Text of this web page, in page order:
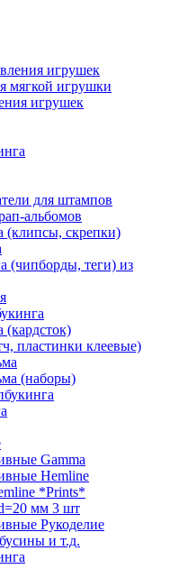
игрушек
мягкой игрушки
игрушек
для штампов
альбомов
(клипсы, скрепки)
(чипборды, теги) из
(кардсток)
пластинки клеевые)
(наборы)
Gamma
Hemline
*Prints*
мм 3 шт
Рукоделие
и т.д.